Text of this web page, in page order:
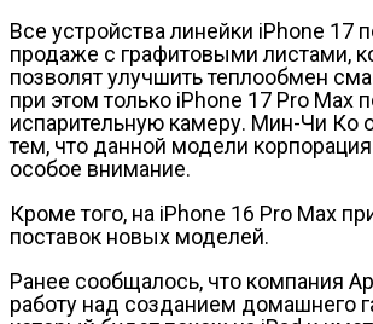
Все устройства линейки iPhone 17
продаже с графитовыми листами,
позволят улучшить теплообмен
при этом только iPhone 17 Pro Max
испарительную камеру. Мин-Чи Ко
тем, что данной модели
особое внимание.
Кроме того, на iPhone 16 Pro Max
поставок новых моделей.
Ранее сообщалось, что компания
работу над созданием домашнего